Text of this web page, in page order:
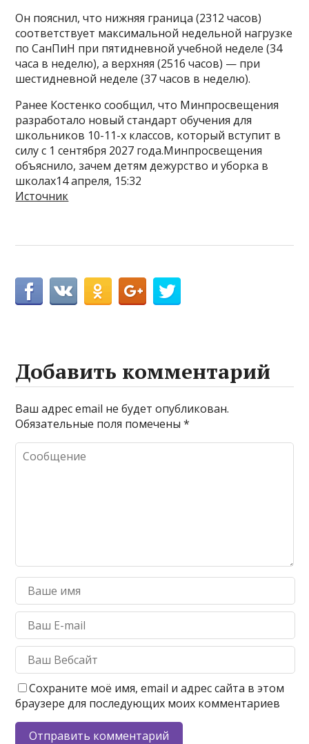
Он пояснил, что нижняя граница (2312 часов)
соответствует максимальной недельной нагрузке
по СанПиН при пятидневной учебной неделе (34
часа в неделю), а верхняя (2516 часов) — при
шестидневной неделе (37 часов в неделю).
Ранее Костенко сообщил, что Минпросвещения
разработало новый стандарт обучения для
школьников 10-11-х классов, который вступит в
силу с 1 сентября 2027 года.Минпросвещения
объяснило, зачем детям дежурство и уборка в
школах14 апреля, 15:32
Источник
Добавить комментарий
Ваш адрес email не будет опубликован.
Обязательные поля помечены*
Сохраните моё имя, email и адрес сайта в этом
браузере для последующих моих комментариев